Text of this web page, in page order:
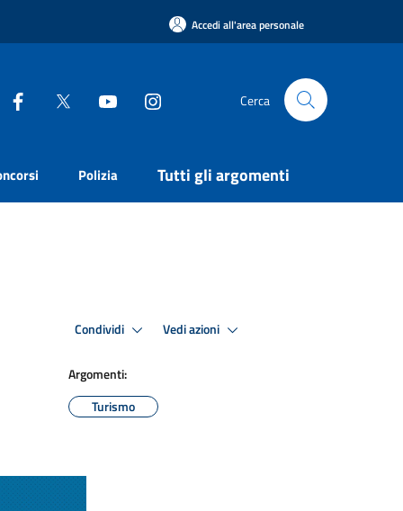
Accedi all'area personale
Cerca
Polizia Tutti gli argomenti
Condividi Vedi azioni
Argomenti:
Turismo